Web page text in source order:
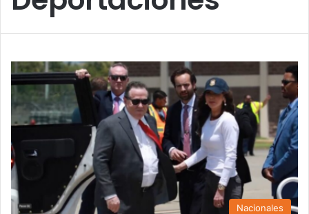
Nacionales